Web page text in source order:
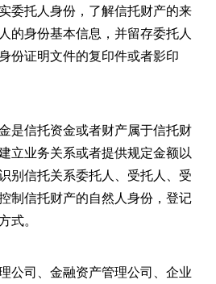
委托人身份，了解信托财产的来
的身份基本信息，并留存委托人
份证明文件的复印件或者影印
是信托资金或者财产属于信托财
立业务关系或者提供规定金额以
别信托关系委托人、受托人、受
制信托财产的自然人身份，登记
式。
公司、金融资产管理公司、企业